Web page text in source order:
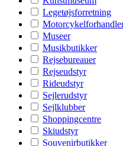
Legetøjsforretning
Museer
Musikbutikker
Rejsebureauer
Rejseudstyr
Rideudstyr
Sejlerudstyr
Sejlklubber
Shoppingcentre
Skiudstyr
Souvenirbutikker